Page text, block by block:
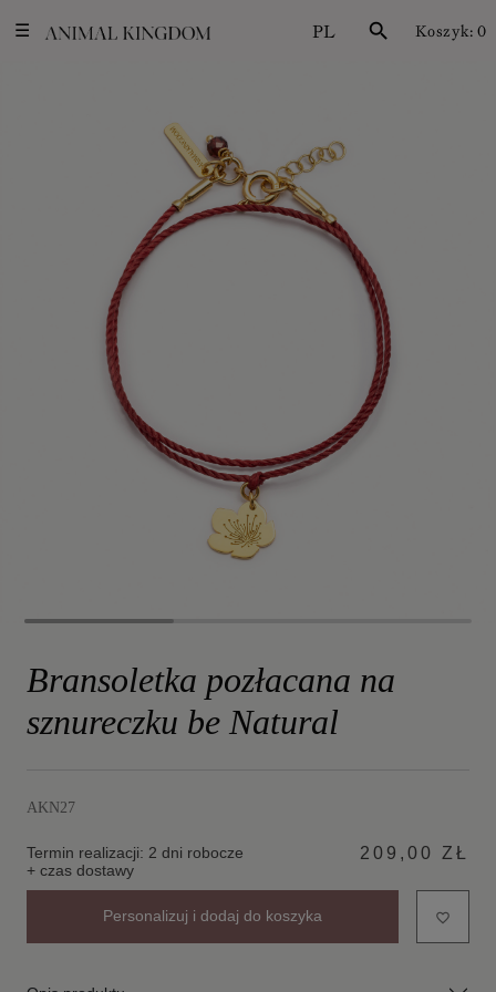
☰ PL search Koszyk: 0
Bransoletka pozłacana na
sznureczku be Natural
AKN27
Termin realizacji: 2 dni robocze
+ czas dostawy
209,00 ZŁ
Personalizuj i dodaj do koszyka favorite_border